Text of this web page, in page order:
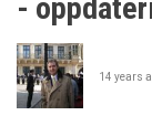
skal
-
14 years